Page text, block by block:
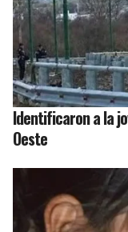
Identificaron a la
Oeste